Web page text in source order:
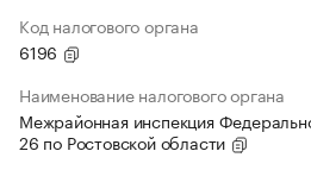
Код налогового органа
6196
Наименование налогового органа
Межрайонная инспекция
26 по Ростовской области